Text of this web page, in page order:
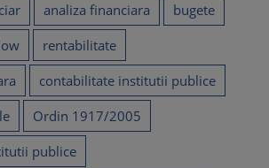
analiza financiara
bugete
rentabilitate
contabilitate institutii publice
Ordin 1917/2005
publice